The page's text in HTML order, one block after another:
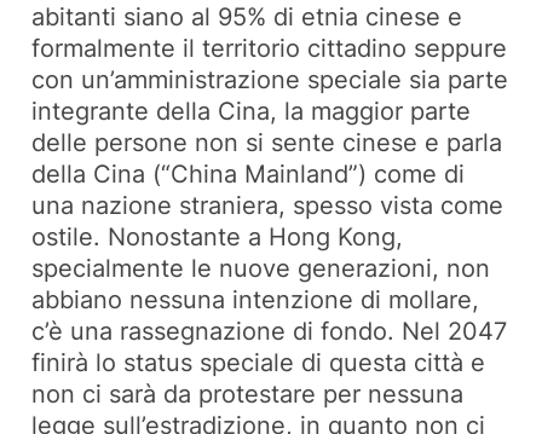
abitanti siano al 95% di etnia cinese e
formalmente il territorio cittadino seppure
con un’amministrazione speciale sia parte
integrante della Cina, la maggior parte
delle persone non si sente cinese e parla
della Cina (“China Mainland”) come di
una nazione straniera, spesso vista come
ostile. Nonostante a Hong Kong,
specialmente le nuove generazioni, non
abbiano nessuna intenzione di mollare,
c’è una rassegnazione di fondo. Nel 2047
finirà lo status speciale di questa città e
non ci sarà da protestare per nessuna
legge sull’estradizione, in quanto non ci